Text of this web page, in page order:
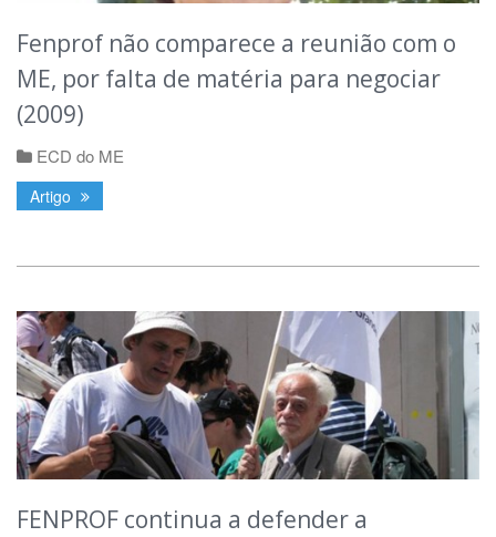
Fenprof não comparece a reunião com o
ME, por falta de matéria para negociar
(2009)
ECD do ME
Artigo
FENPROF continua a defender a